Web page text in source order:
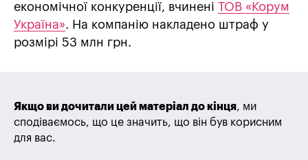
економічної конкуренції, вчинені ТОВ «Корум
Україна». На компанію накладено штраф у
розмірі 53 млн грн.
Якщо ви дочитали цей матеріал до кінця, ми
сподіваємось, що це значить, що він був корисним
для вас.